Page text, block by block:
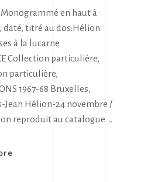
Monogrammé en haut à
daté, titré au dos:Hélion
à la lucarne
Collection particulière,
particulière,
1967-68 Bruxelles,
Jean Hélion-24 novembre /
reproduit au catalogue